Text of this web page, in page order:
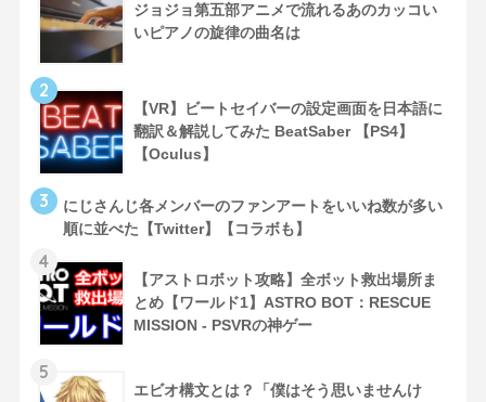
ジョジョ第五部アニメで流れるあのカッコい
いピアノの旋律の曲名は
2
【VR】ビートセイバーの設定画面を日本語に
翻訳＆解説してみた BeatSaber 【PS4】
【Oculus】
3
にじさんじ各メンバーのファンアートをいいね数が多い
順に並べた【Twitter】【コラボも】
4
【アストロボット攻略】全ボット救出場所ま
とめ【ワールド1】ASTRO BOT：RESCUE
MISSION - PSVRの神ゲー
5
エビオ構文とは？「僕はそう思いませんけ